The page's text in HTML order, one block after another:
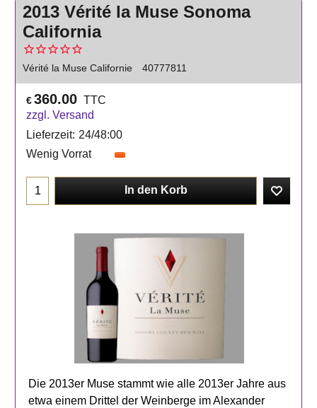
2013 Vérité la Muse Sonoma
California
Vérité la Muse Californie 40777811
€360.00 TTC
zzgl. Versand
Lieferzeit: 24/48:00
Wenig Vorrat
In den Korb
Die 2013er Muse stammt wie alle 2013er Jahre aus
etwa einem Drittel der Weinberge im Alexander